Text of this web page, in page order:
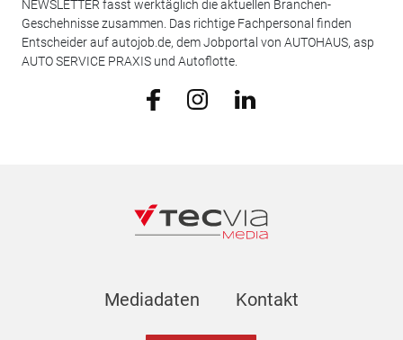
NEWSLETTER fasst werktäglich die aktuellen Branchen-
Geschehnisse zusammen. Das richtige Fachpersonal finden
Entscheider auf autojob.de, dem Jobportal von AUTOHAUS, asp
AUTO SERVICE PRAXIS und Autoflotte.
Mediadaten Kontakt